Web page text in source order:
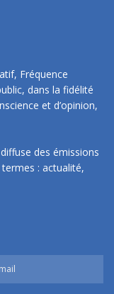
Fréquence
dans la fidélité
et d’opinion,
des émissions
: actualité,